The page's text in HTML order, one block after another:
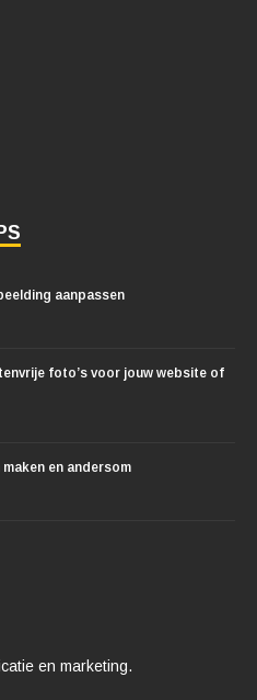
aanpassen
foto’s voor jouw website of
en andersom
en marketing.